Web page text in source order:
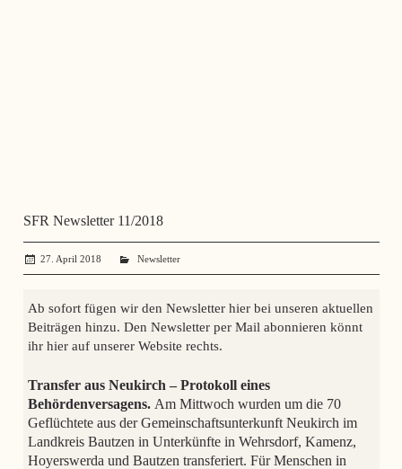
SFR Newsletter 11/2018
27. April 2018 administrator
Newsletter
Ab sofort fügen wir den Newsletter hier bei unseren aktuellen
Beiträgen hinzu. Den Newsletter per Mail abonnieren könnt
ihr hier auf unserer Website rechts.
Transfer aus Neukirch – Protokoll eines
Behördenversagens. Am Mittwoch wurden um die 70
Geflüchtete aus der Gemeinschaftsunterkunft Neukirch im
Landkreis Bautzen in Unterkünfte in Wehrsdorf, Kamenz,
Hoyerswerda und Bautzen transferiert. Für Menschen in